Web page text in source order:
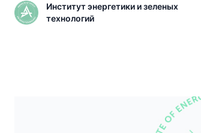
Институт энергетики и зеленых
технологий